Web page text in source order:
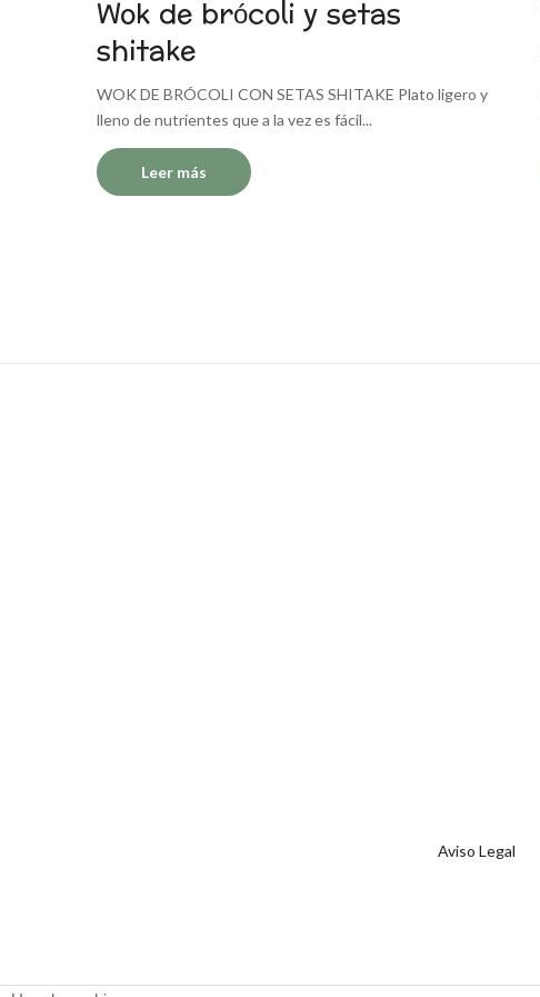
Wok de brócoli y setas
shitake
WOK DE BRÓCOLI CON SETAS SHITAKE Plato ligero y
lleno de nutrientes que a la vez es fácil...
Leer más
Aviso Legal